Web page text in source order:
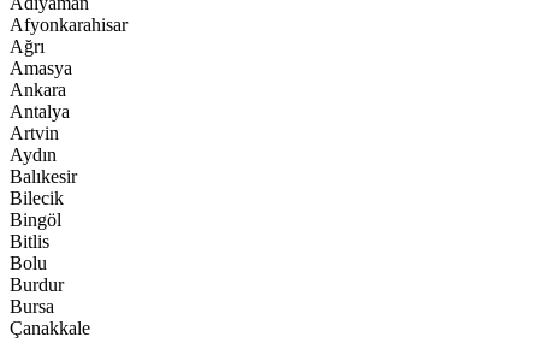
Afyonkarahisar
Ağrı
Amasya
Ankara
Antalya
Artvin
Aydın
Balıkesir
Bilecik
Bingöl
Bitlis
Bolu
Burdur
Bursa
Çanakkale